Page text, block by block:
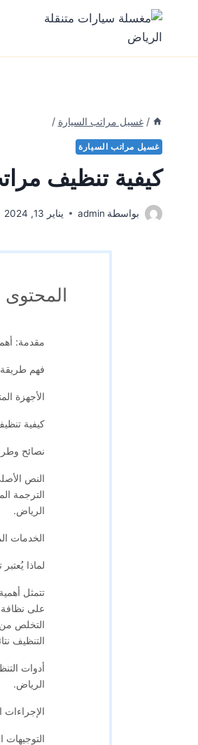
/ غسيل مراتب السيارة /
غسيل مراتب السيارة
كيفية تنظيف
بواسطة admin يناير 13, 2024
المحتوى
مقدمة:
فهم طريقة
الأجهزة
كيفية
نصائح
النص
الترجمة
الرياض.
الخدمات
لماذا
تتمثل
على نظافة
التخلص من
التنظيف
أدوات
الرياض.